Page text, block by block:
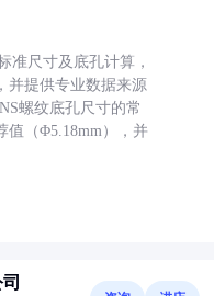
准尺寸及底孔计算，
并提供专业数据来源
螺纹底孔尺寸的常
值（Φ5.18mm），并